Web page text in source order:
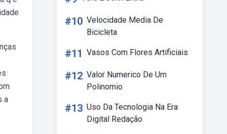
a
#10 Velocidade Media De
Bicicleta
#11 Vasos Com Flores Artificiais
#12 Valor Numerico De Um
Polinomio
#13 Uso Da Tecnologia Na Era
Digital Redação